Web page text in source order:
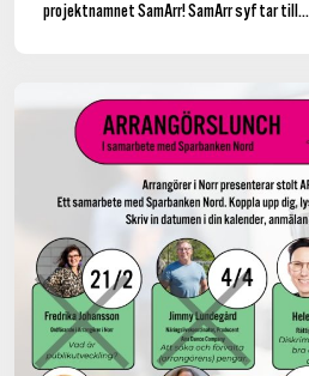
projektnamnet SamArr! SamArr syftar till...